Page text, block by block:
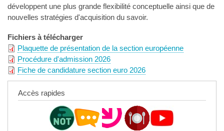
développent une plus grande flexibilité conceptuelle ainsi que de
nouvelles stratégies d'acquisition du savoir.
Fichiers à télécharger
Plaquette de présentation de la section européenne
Procédure d'admission 2026
Fiche de candidature section euro 2026
Accès rapides